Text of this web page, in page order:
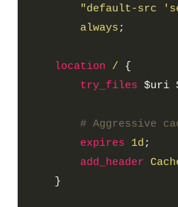
"default-src
always
location /
try_files $uri
expires 1d
add_header